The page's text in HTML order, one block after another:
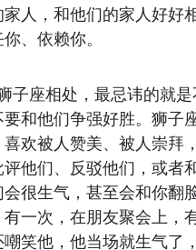
家人，和他们的家人好好
、依赖你。
相处，最忌讳的就是
和他们争强好胜。狮子
喜欢被人赞美、被人崇拜
评他们、反驳他们，或者
会很生气，甚至会和你翻
有一次，在朋友聚会上，
笑他，他当场就生气了